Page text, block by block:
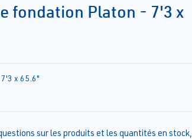
fondation Platon - 7'3 x
x 65.6"
sur les produits et les quantités en stock,